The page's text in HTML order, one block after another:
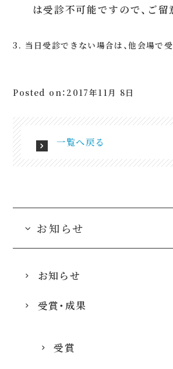
は受診不可能ですので、ご留
3. 当日受診できない場合は、他会場で受
Posted on：2017年11月 8日
一覧へ戻る
お知らせ
お知らせ
受賞・成果
受賞